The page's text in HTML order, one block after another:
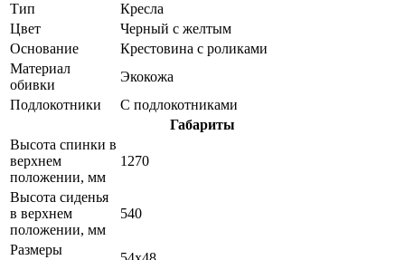
Тип
Кресла
Цвет
Черный с желтым
Основание
Крестовина с роликами
Материал
обивки
Экокожа
Подлокотники
С подлокотниками
Габариты
Высота спинки в
верхнем
положении, мм
1270
Высота сиденья
в верхнем
положении, мм
540
Размеры